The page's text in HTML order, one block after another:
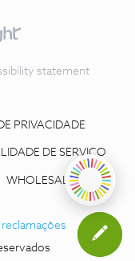
statement
PRIVACIDADE
DE SERVIÇO
WHOLESALE